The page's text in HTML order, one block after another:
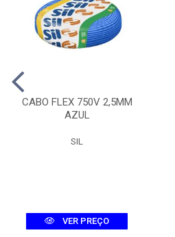
CABO FLEX 750V 2,5MM
AZUL
SIL
VER PREÇO